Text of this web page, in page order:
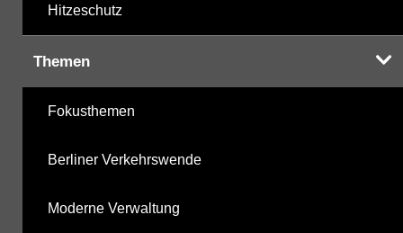
Hitzeschutz
Themen
Fokusthemen
Berliner Verkehrswende
Moderne Verwaltung